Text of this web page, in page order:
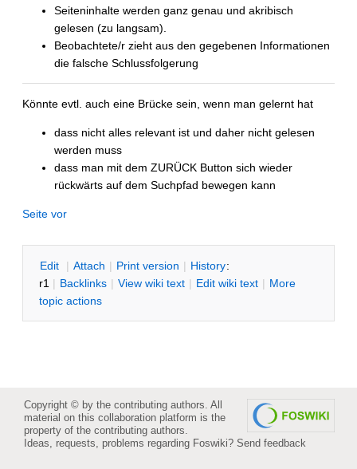
Seiteninhalte werden ganz genau und akribisch
gelesen (zu langsam).
Beobachtete/r zieht aus den gegebenen Informationen
die falsche Schlussfolgerung
Könnte evtl. auch eine Brücke sein, wenn man gelernt hat
dass nicht alles relevant ist und daher nicht gelesen
werden muss
dass man mit dem ZURÜCK Button sich wieder
rückwärts auf dem Suchpfad bewegen kann
Seite vor
Edit | Attach | Print version | History:
r1 | Backlinks | View wiki text | Edit wiki text | More
topic actions
Copyright © by the contributing authors. All
material on this collaboration platform is the
property of the contributing authors.
Ideas, requests, problems regarding Foswiki? Send feedback